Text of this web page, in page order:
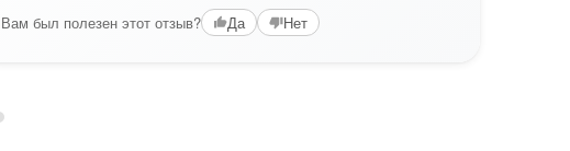
Вам был полезен этот отзыв? Да Нет